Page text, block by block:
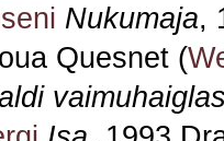
Nukumaja,
Quesnet (